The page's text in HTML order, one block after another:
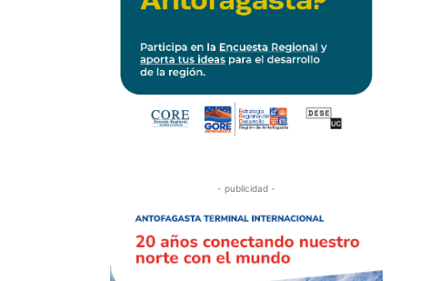
- publicidad -